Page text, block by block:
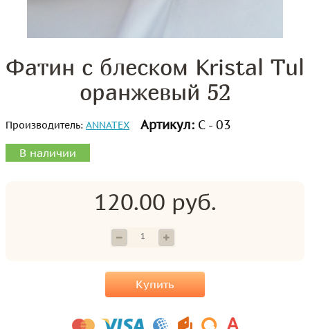
Фатин с блеском Kristal Tul
оранжевый 52
Производитель: ANNATEX Артикул: С - 03
В наличии
120.00 руб.
Купить